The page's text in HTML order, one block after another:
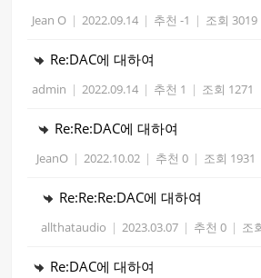
Jean O | 2022.09.14 | 추천 -1 | 조회 3019
Re:DAC에 대하여
admin | 2022.09.14 | 추천 1 | 조회 1271
Re:Re:DAC에 대하여
JeanO | 2022.10.02 | 추천 0 | 조회 1931
Re:Re:Re:DAC에 대하여
allthataudio | 2023.03.07 | 추천 0 | 조
Re:DAC에 대하여